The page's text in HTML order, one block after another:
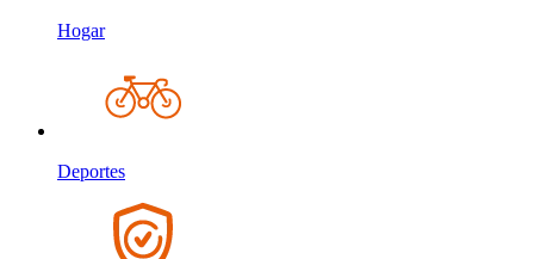
Hogar
Deportes